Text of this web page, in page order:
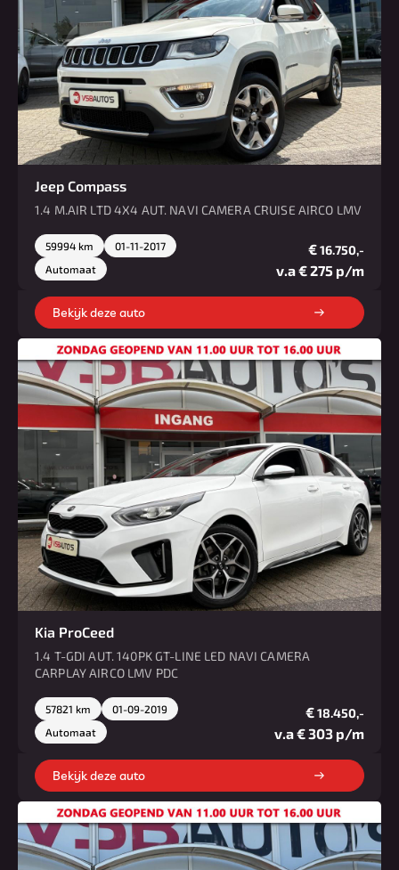
Jeep Compass
1.4 M.AIR LTD 4X4 AUT. NAVI CAMERA CRUISE AIRCO LMV
59994 km
01-11-2017
Automaat
€16.750,-
v.a € 275 p/m
Bekijk deze auto
Kia ProCeed
1.4 T-GDI AUT. 140PK GT-LINE LED NAVI CAMERA
CARPLAY AIRCO LMV PDC
57821 km
01-09-2019
Automaat
€18.450,-
v.a € 303 p/m
Bekijk deze auto